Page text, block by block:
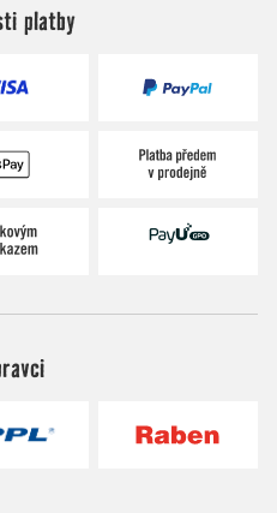
platby